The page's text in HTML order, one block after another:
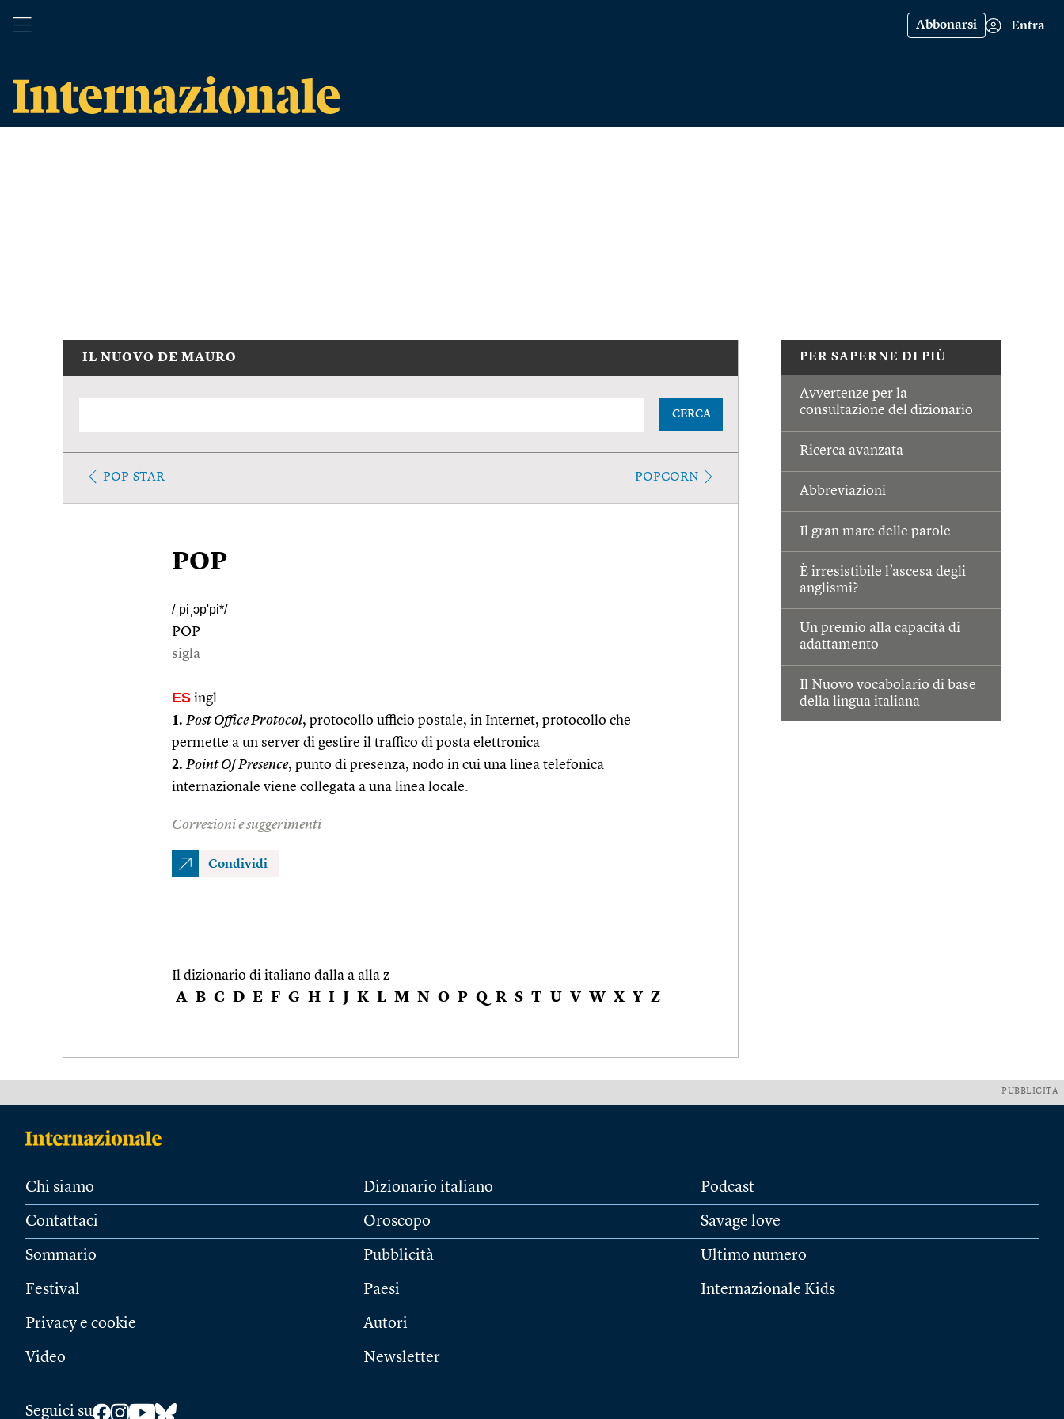
Abbonarsi Entra
PER SAPERNE DI PIÙ
Avvertenze per la
consultazione del dizionario
Ricerca avanzata
Abbreviazioni
Il gran mare delle parole
È irresistibile l’ascesa degli
anglismi?
Un premio alla capacità di
adattamento
Il Nuovo vocabolario di base
della lingua italiana
IL NUOVO DE MAURO
CERCA
POP-STAR POPCORN
POP
/ˌpiˌɔp'pi*/
POP
sigla
ES ingl.
1. Post Office Protocol, protocollo ufficio postale, in Internet, protocollo che
permette a un server di gestire il traffico di posta elettronica
2. Point Of Presence, punto di presenza, nodo in cui una linea telefonica
internazionale viene collegata a una linea locale.
Correzioni e suggerimenti
Condividi
Il dizionario di italiano dalla a alla z
A B C D E F G H I J K L M N O P Q R S T U V W X Y Z
PUBBLICITÀ
Chi siamo
Contattaci
Sommario
Festival
Privacy e cookie
Video
Dizionario italiano
Oroscopo
Pubblicità
Paesi
Autori
Newsletter
Podcast
Savage love
Ultimo numero
Internazionale Kids
Seguici su